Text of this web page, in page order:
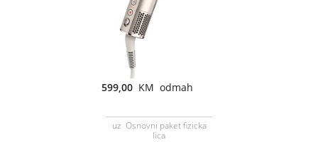
599,00 KM odmah
uz Osnovni paket fizicka
lica